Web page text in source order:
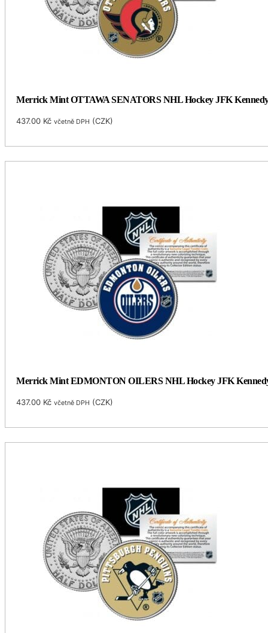
Merrick Mint OTTAWA SENATORS NHL Hockey JFK
437.00 Kč včetně DPH (CZK)
Merrick Mint EDMONTON OILERS NHL Hockey JFK
437.00 Kč včetně DPH (CZK)